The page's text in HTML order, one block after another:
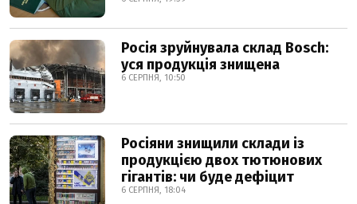
Росія зруйнувала склад Bosch:
уся продукція знищена
6 СЕРПНЯ, 10:50
Росіяни знищили склади із
продукцією двох тютюнових
гігантів: чи буде дефіцит
6 СЕРПНЯ, 18:04